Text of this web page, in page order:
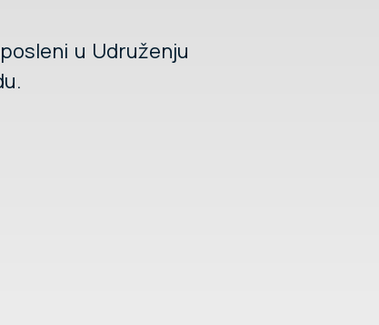
u Udruženju